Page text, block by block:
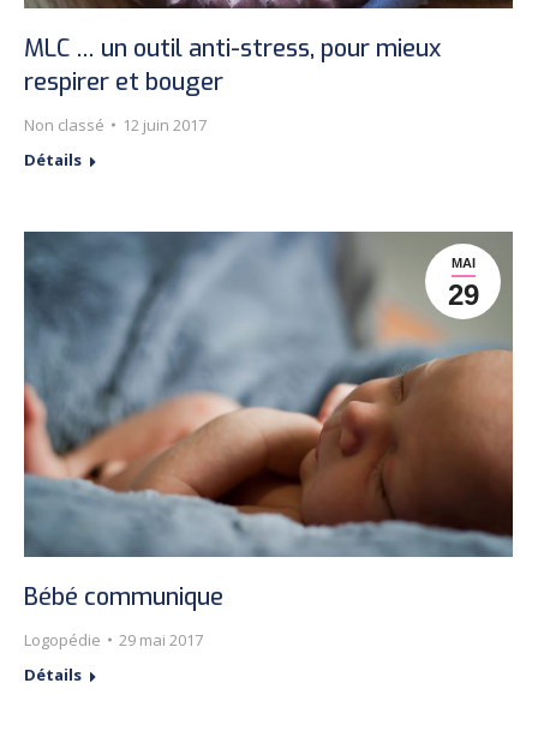
MLC … un outil anti-stress, pour mieux
respirer et bouger
Non classé
12 juin 2017
Détails
MAI
29
Bébé communique
Logopédie
29 mai 2017
Détails